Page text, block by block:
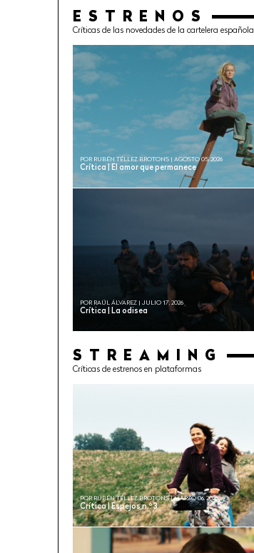
ESTRENOS
Críticas de las novedades de la cartelera española
Crítica | El amor que permanece
POR RUBÉN TÉLLEZ BROTONS | AGOSTO 05, 2026
Crítica | La odisea
POR RAÚL ÁLVAREZ | JULIO 17, 2026
STREAMING
Críticas de estrenos en plataformas
Crítica | Espejos n.º 3
POR RUBÉN TÉLLEZ BROTONS | MARZO 06, 2026